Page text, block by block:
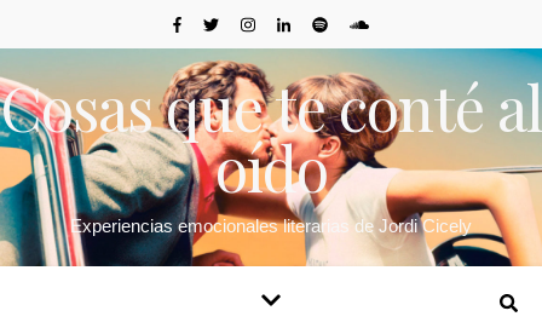
Cosas que te conté al
oído
Experiencias emocionales literarias de Jordi Cicely